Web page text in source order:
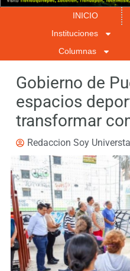
INICIO
Instituciones
Columnas
Gobierno de
espacios
transformar
Redaccion Soy